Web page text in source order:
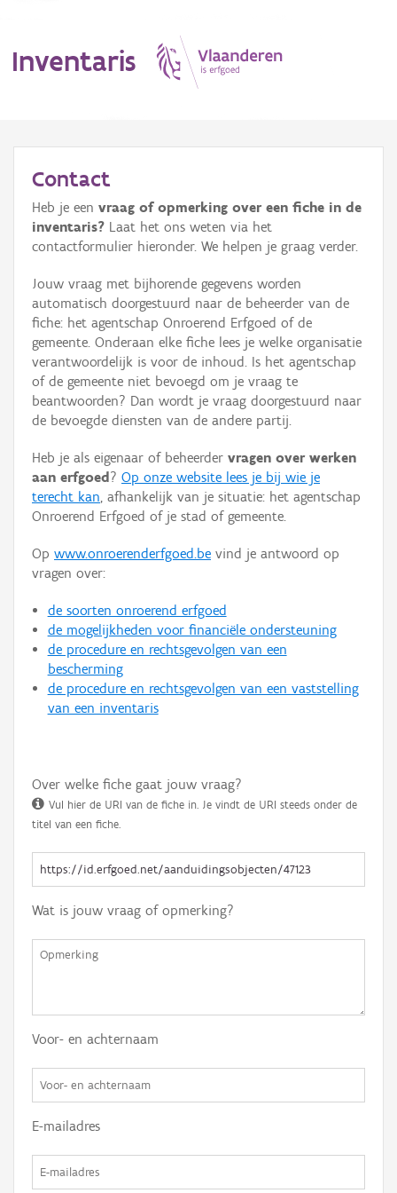
Inventaris
Erfgoedobject
Aanduidingsobject
Waarneming
Thema
Gebeurtenis
Persoon of collectief
Hergebruik
Aanmelden
Contact
Heb je een vraag of opmerking over een fiche in de
inventaris? Laat het ons weten via het
contactformulier hieronder. We helpen je graag verder.
Jouw vraag met bijhorende gegevens worden
automatisch doorgestuurd naar de beheerder van de
fiche: het agentschap Onroerend Erfgoed of de
gemeente. Onderaan elke fiche lees je welke organisatie
verantwoordelijk is voor de inhoud. Is het agentschap
of de gemeente niet bevoegd om je vraag te
beantwoorden? Dan wordt je vraag doorgestuurd naar
de bevoegde diensten van de andere partij.
Heb je als eigenaar of beheerder vragen over werken
aan erfgoed ? Op onze website lees je bij wie je
terecht kan, afhankelijk van je situatie: het agentschap
Onroerend Erfgoed of je stad of gemeente.
Op www.onroerenderfgoed.be vind je antwoord op
vragen over:
de soorten onroerend erfgoed
de mogelijkheden voor financiële ondersteuning
de procedure en rechtsgevolgen van een
bescherming
de procedure en rechtsgevolgen van een vaststelling
van een inventaris
Over welke fiche gaat jouw vraag?
Vul hier de URI van de fiche in. Je vindt de URI steeds onder de
titel van een fiche.
Wat is jouw vraag of opmerking?
Voor- en achternaam
E-mailadres